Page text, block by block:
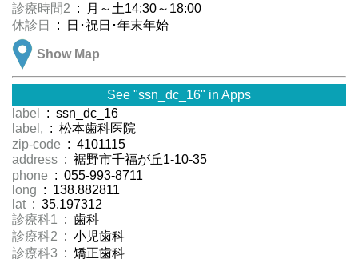
診療時間2 : 月～土14:30～18:00
休診日
: 日･祝日･年末年始
Show Map
See "ssn_dc_16" in Apps
label
: ssn_dc_16
label, : 松本歯科医院
zip-code : 4101115
address : 裾野市千福が丘1-10-35
phone : 055-993-8711
long : 138.882811
lat : 35.197312
診療科1 : 歯科
診療科2 : 小児歯科
診療科3 : 矯正歯科